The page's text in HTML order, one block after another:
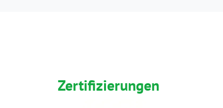
Zertifizierungen